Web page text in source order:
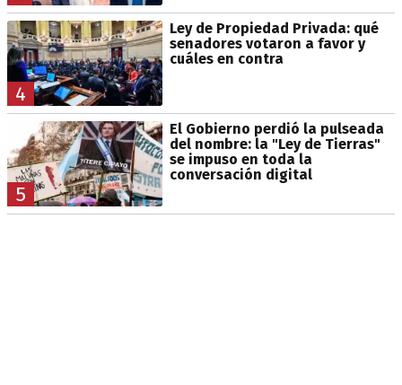
4
Ley de Propiedad Privada: qué
senadores votaron a favor y
cuáles en contra
5
El Gobierno perdió la pulseada
del nombre: la "Ley de Tierras"
se impuso en toda la
conversación digital